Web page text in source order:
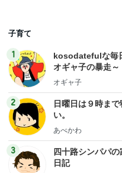
子育て
1
kosodatefulな毎
オギャ子の暴走～
オギャ子
2
日曜日は９時まで
い。
あべかわ
3
四十路シンパパの
日記